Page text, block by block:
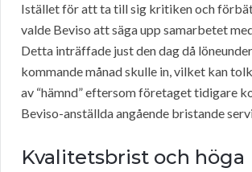
Istället för att ta till sig kritiken och
valde Beviso att säga upp samarbetet
Detta inträffade just den dag då
kommande månad skulle in, vilket kan
av “hämnd” eftersom företaget tidigare
Beviso-anställda angående bristande
Kvalitetsbrist och höga